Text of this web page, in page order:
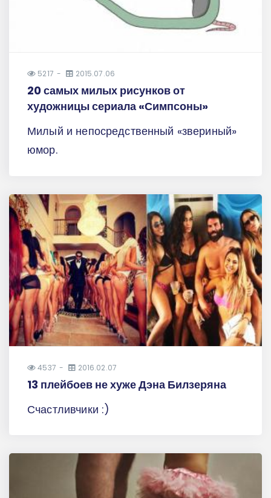
5217 2015.07.06
20 самых милых рисунков от
художницы сериала «Симпсоны»
Милый и непосредственный «звериный»
юмор.
4537 2016.02.07
13 плейбоев не хуже Дэна Билзеряна
Счастливчики :)